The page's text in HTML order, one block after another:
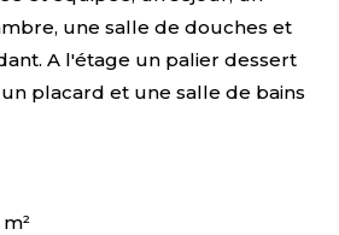
une salle de douches et
A l'étage un palier dessert
placard et une salle de bains